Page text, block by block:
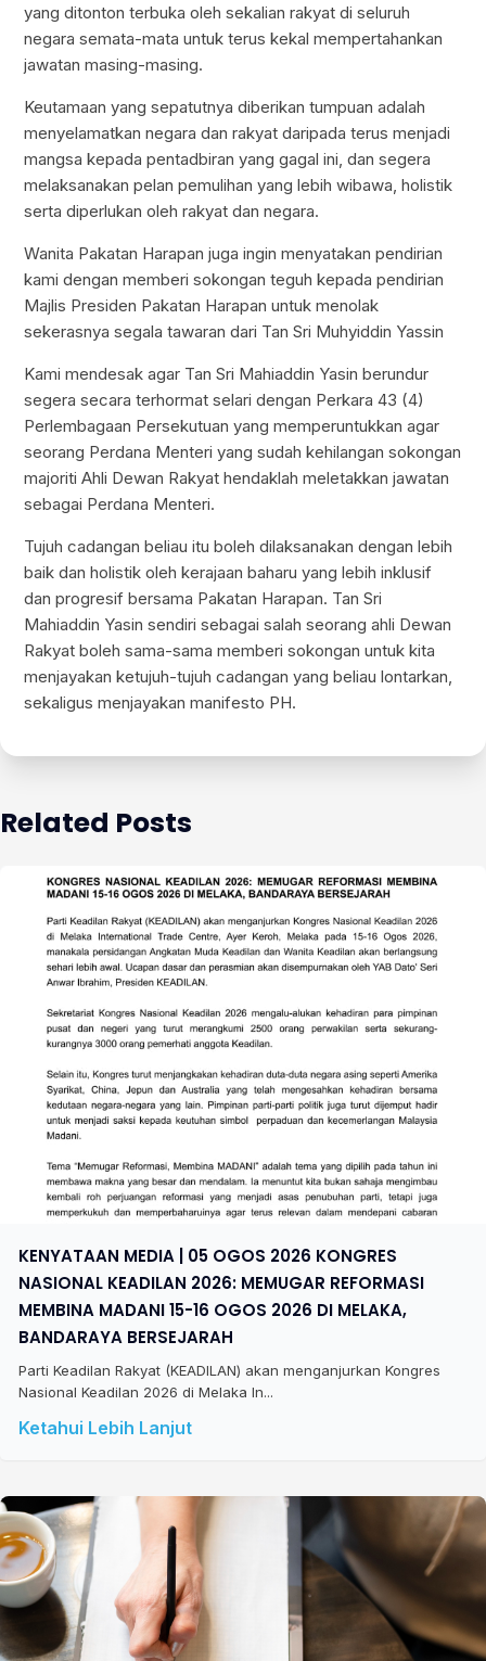
yang ditonton terbuka oleh sekalian rakyat di seluruh
negara semata-mata untuk terus kekal mempertahankan
jawatan masing-masing.
Keutamaan yang sepatutnya diberikan tumpuan adalah
menyelamatkan negara dan rakyat daripada terus menjadi
mangsa kepada pentadbiran yang gagal ini, dan segera
melaksanakan pelan pemulihan yang lebih wibawa, holistik
serta diperlukan oleh rakyat dan negara.
Wanita Pakatan Harapan juga ingin menyatakan pendirian
kami dengan memberi sokongan teguh kepada pendirian
Majlis Presiden Pakatan Harapan untuk menolak
sekerasnya segala tawaran dari Tan Sri Muhyiddin Yassin
Kami mendesak agar Tan Sri Mahiaddin Yasin berundur
segera secara terhormat selari dengan Perkara 43 (4)
Perlembagaan Persekutuan yang memperuntukkan agar
seorang Perdana Menteri yang sudah kehilangan sokongan
majoriti Ahli Dewan Rakyat hendaklah meletakkan jawatan
sebagai Perdana Menteri.
Tujuh cadangan beliau itu boleh dilaksanakan dengan lebih
baik dan holistik oleh kerajaan baharu yang lebih inklusif
dan progresif bersama Pakatan Harapan. Tan Sri
Mahiaddin Yasin sendiri sebagai salah seorang ahli Dewan
Rakyat boleh sama-sama memberi sokongan untuk kita
menjayakan ketujuh-tujuh cadangan yang beliau lontarkan,
sekaligus menjayakan manifesto PH.
Related Posts
KENYATAAN MEDIA | 05 OGOS 2026 KONGRES
NASIONAL KEADILAN 2026: MEMUGAR REFORMASI
MEMBINA MADANI 15-16 OGOS 2026 DI MELAKA,
BANDARAYA BERSEJARAH
Parti Keadilan Rakyat (KEADILAN) akan menganjurkan Kongres
Nasional Keadilan 2026 di Melaka In...
Ketahui Lebih Lanjut